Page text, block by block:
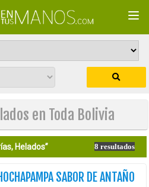
en Toda Bolivia
Helados” 8 resultados
SABOR DE ANTAÑO